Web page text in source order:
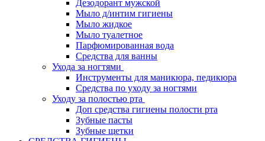
Дезодорант мужской
Мыло д/интим гигиены
Мыло жидкое
Мыло туалетное
Парфюмированная вода
Средства для ванны
Ухода за ногтями
Инструменты для маникюра, педикюра
Средства по уходу за ногтями
Уходу за полостью рта
Доп средства гигиены полости рта
Зубные пасты
Зубные щетки